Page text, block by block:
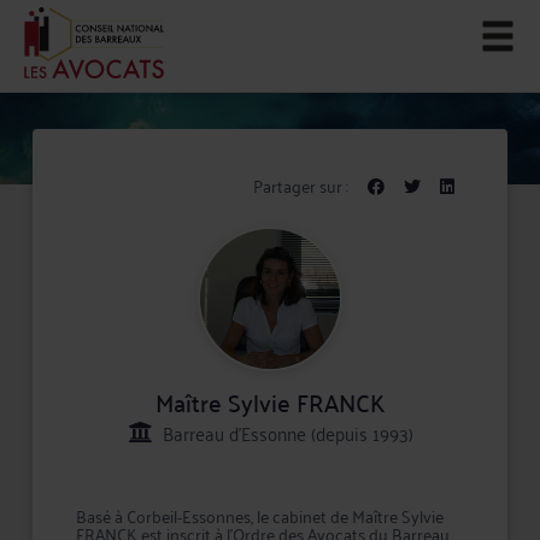
Partager sur :
Maître Sylvie FRANCK
Barreau d'Essonne (depuis 1993)
Basé à Corbeil-Essonnes, le cabinet de Maître Sylvie
FRANCK est inscrit à l'Ordre des Avocats du Barreau